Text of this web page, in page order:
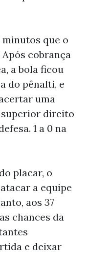
que o
cobrança
a bola ficou
do pênalti, e
uma
direito
1 a 0 na
placar, o
a equipe
aos 37
chances da
e deixar